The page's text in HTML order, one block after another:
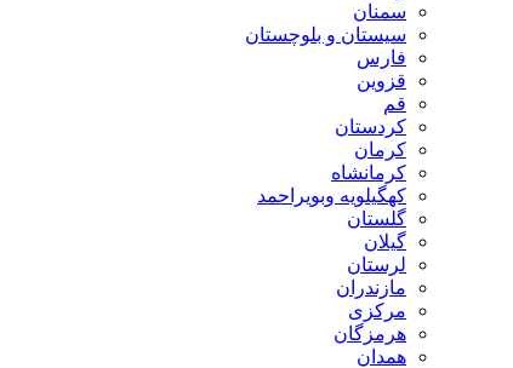
سمنان
سیستان و بلوچستان
فارس
قزوین
قم
کردستان
کرمان
کرمانشاه
کهگیلویه وبویراحمد
گلستان
گیلان
لرستان
مازندران
مرکزی
هرمزگان
همدان